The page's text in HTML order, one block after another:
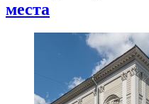
места